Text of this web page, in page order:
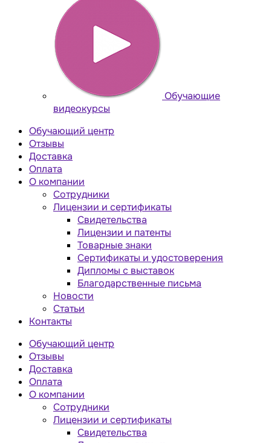
Обучающие
видеокурсы
Обучающий центр
Отзывы
Доставка
Оплата
О компании
Сотрудники
Лицензии и сертификаты
Свидетельства
Лицензии и патенты
Товарные знаки
Сертификаты и удостоверения
Дипломы с выставок
Благодарственные письма
Новости
Статьи
Контакты
Обучающий центр
Отзывы
Доставка
Оплата
О компании
Сотрудники
Лицензии и сертификаты
Свидетельства